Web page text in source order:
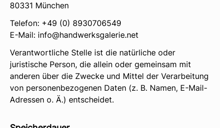
80331 München
Telefon: +49 (0) 8930706549
E-Mail: info@handwerksgalerie.net
Verantwortliche Stelle ist die natürliche oder
juristische Person, die allein oder gemeinsam mit
anderen über die Zwecke und Mittel der Verarbeitung
von personenbezogenen Daten (z. B. Namen, E-Mail-
Adressen o. Ä.) entscheidet.